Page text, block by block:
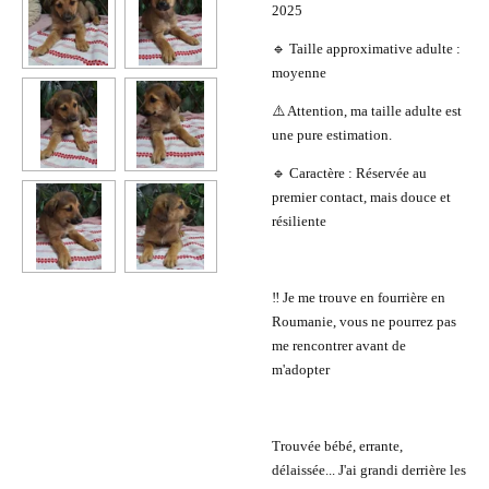
2025
🔹 Taille approximative adulte :
moyenne
⚠️ Attention, ma taille adulte est
une pure estimation.
🔹 Caractère : Réservée au
premier contact, mais douce et
résiliente
‼️ Je me trouve en fourrière en
Roumanie, vous ne pourrez pas
me rencontrer avant de
m'adopter
Trouvée bébé, errante,
délaissée... J'ai grandi derrière les